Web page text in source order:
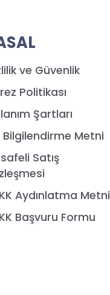
ve Güvenlik
Politikası
Şartları
Bilgilendirme Metni
Satış
Aydınlatma Metni
Başvuru Formu